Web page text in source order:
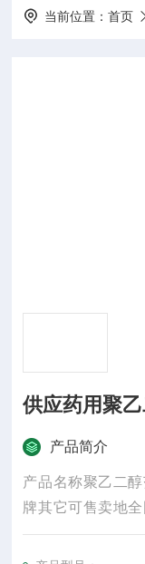
当前位置：首页
供应药用聚
产品简介
产品名称聚乙二
牌其它可售卖地
妆品工业和制药工